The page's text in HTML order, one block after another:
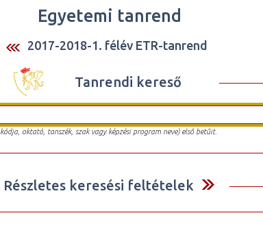
Egyetemi tanrend
2017-2018-1. félév ETR-tanrend
Tanrendi kereső
oktató, tanszék, szak vagy képzési program neve) első betűit.
Részletes keresési feltételek